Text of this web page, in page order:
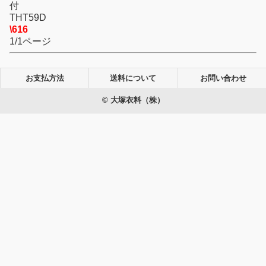
付
THT59D
\616
1/1ページ
お支払方法 送料について お問い合わせ
© 大塚衣料（株）